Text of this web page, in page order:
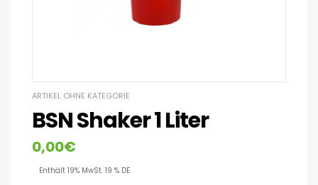
ARTIKEL OHNE KATEGORIE
BSN Shaker 1 Liter
0,00€
Enthält 19% MwSt. 19 % DE